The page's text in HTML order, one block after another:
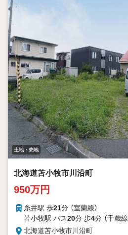
土地・売地
北海道苫小牧市川沿町
950万円
糸井駅 歩21分 （室蘭線）
苫小牧駅 バス20分 歩4分 （千歳線
北海道苫小牧市川沿町